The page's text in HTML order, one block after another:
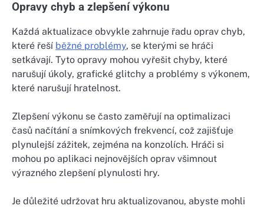
Opravy chyb a zlepšení výkonu
Každá aktualizace obvykle zahrnuje řadu oprav chyb,
které řeší běžné problémy, se kterými se hráči
setkávají. Tyto opravy mohou vyřešit chyby, které
narušují úkoly, grafické glitchy a problémy s výkonem,
které narušují hratelnost.
Zlepšení výkonu se často zaměřují na optimalizaci
časů načítání a snímkových frekvencí, což zajišťuje
plynulejší zážitek, zejména na konzolích. Hráči si
mohou po aplikaci nejnovějších oprav všimnout
výrazného zlepšení plynulosti hry.
Je důležité udržovat hru aktualizovanou, abyste mohli